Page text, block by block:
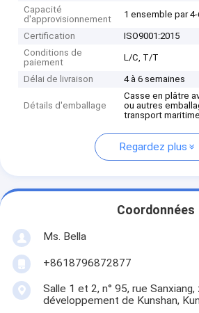
Capacité
d'approvisionnement
1 ensemble par
Certification
ISO9001:2015
Conditions de
paiement
L/C, T/T
Délai de livraison 4 à 6 semaines
Détails d'emballage
Casse en plâtre
ou autres
transport maritime
Regardez plus
Coordonnées
Ms. Bella
+8618796872877
Salle 1 et 2, n° 95, rue Sanxiang,
développement de Kunshan,